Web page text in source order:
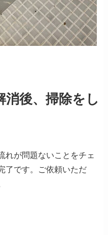
後、掃除をし
れが問題ないことをチェ
了です。ご依頼いただ